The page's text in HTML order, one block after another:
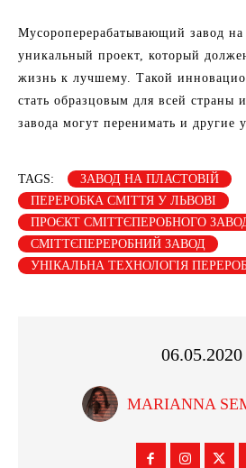
Мусороперерабатывающий завод
уникальный проект, который
жизнь к лучшему. Такой
стать образцовым для всей страны
завода могут перенимать и другие
TAGS:
ЗАВОД НА ПЛАСТОВІЙ
ПЕРЕРОБКА СМІТТЯ У ЛЬВОВІ
ПРОЄКТ СМІТТЄПЕРОБНОГО
СМІТТЄПЕРЕРОБНИЙ ЗАВОД
УНІКАЛЬНА ТЕХНОЛОГІЯ
06.05.2020
MARIANNA